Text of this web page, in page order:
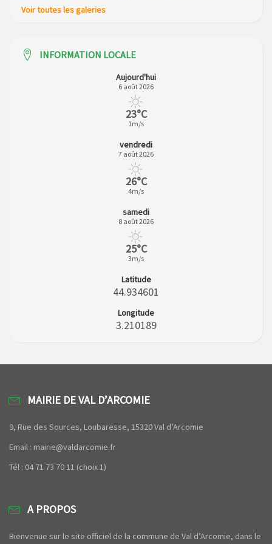
Voir toutes les galeries
INFORMATION LOCALE
Aujourd'hui
6 août 2026
23°C
1m/s
vendredi
7 août 2026
26°C
4m/s
samedi
8 août 2026
25°C
3m/s
Latitude
44.934601
Longitude
3.210189
MAIRIE DE VAL D’ARCOMIE
9, Rue des Sources, Loubaresse, 15320 Val d’Arcomie
Email : mairie@valdarcomie.fr
Tél : 04 71 73 70 11 (choix 1)
A PROPOS
Bienvenue sur le site officiel de la commune de Val d’Arcomie, dans le